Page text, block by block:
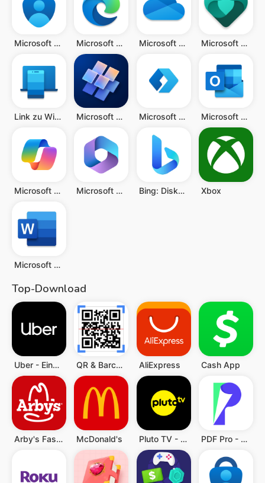
Microsoft Authenticator Microsoft Edge: KI-Browser Microsoft OneDrive Microsoft Family Safety
Link zu Windows Microsoft Start Microsoft Launcher Microsoft Outlook
Microsoft Copilot Microsoft 365 (Office) Bing: Diskutiere KI & GPT-4 Xbox
Microsoft Word: Edit Documents
Top-Download
Uber - Eine Fahrt bestellen QR & Barcode Scanner (Deutsch) AliExpress Cash App
Arby's Fast Food Sandwiches McDonald's Pluto TV - TV, Filme & Serien PDF Pro - Reader & Maker